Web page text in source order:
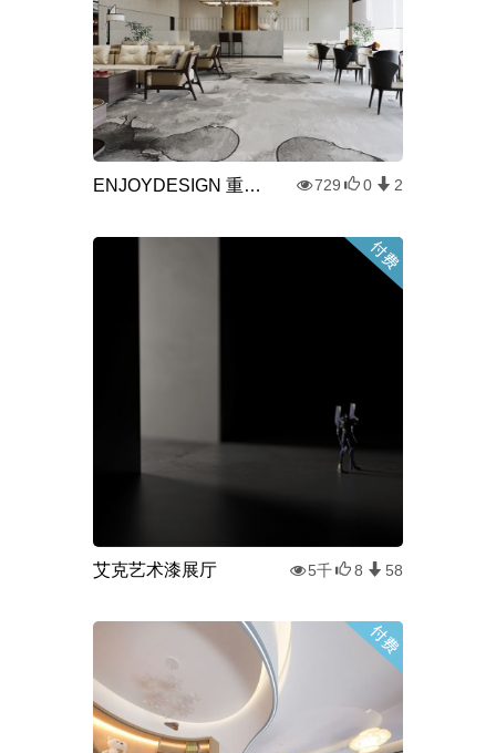
ENJOYDESIGN 重庆融信.海月平湖 新中式休息区 729 0 2
艾克艺术漆展厅 5千 8 58